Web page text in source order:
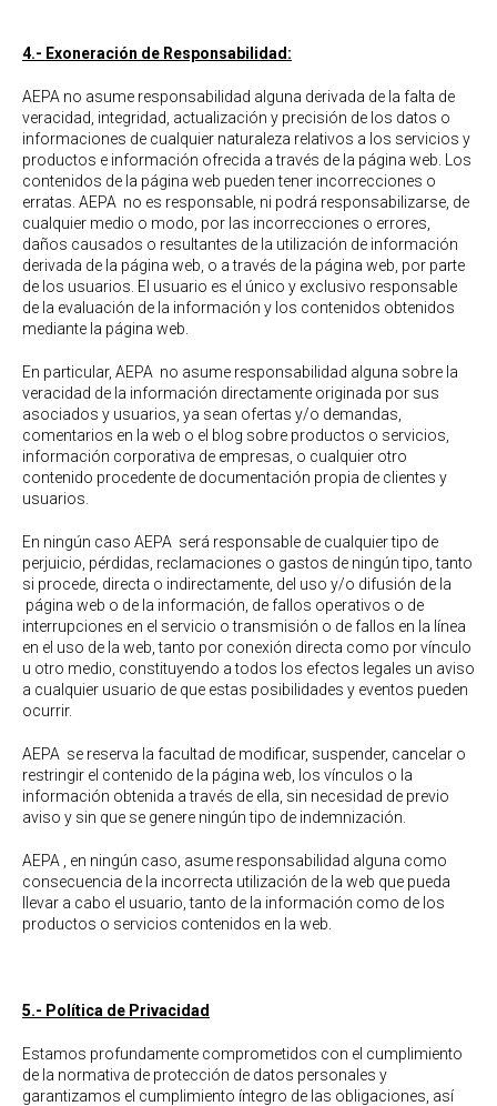
4.- Exoneración de Responsabilidad:
AEPA no asume responsabilidad alguna derivada de la falta de
veracidad, integridad, actualización y precisión de los datos o
informaciones de cualquier naturaleza relativos a los servicios y
productos e información ofrecida a través de la página web. Los
contenidos de la página web pueden tener incorrecciones o
erratas. AEPA no es responsable, ni podrá responsabilizarse, de
cualquier medio o modo, por las incorrecciones o errores,
daños causados o resultantes de la utilización de información
derivada de la página web, o a través de la página web, por parte
de los usuarios. El usuario es el único y exclusivo responsable
de la evaluación de la información y los contenidos obtenidos
mediante la página web.
En particular, AEPA no asume responsabilidad alguna sobre la
veracidad de la información directamente originada por sus
asociados y usuarios, ya sean ofertas y/o demandas,
comentarios en la web o el blog sobre productos o servicios,
información corporativa de empresas, o cualquier otro
contenido procedente de documentación propia de clientes y
usuarios.
En ningún caso AEPA será responsable de cualquier tipo de
perjuicio, pérdidas, reclamaciones o gastos de ningún tipo, tanto
si procede, directa o indirectamente, del uso y/o difusión de la
página web o de la información, de fallos operativos o de
interrupciones en el servicio o transmisión o de fallos en la línea
en el uso de la web, tanto por conexión directa como por vínculo
u otro medio, constituyendo a todos los efectos legales un aviso
a cualquier usuario de que estas posibilidades y eventos pueden
ocurrir.
AEPA se reserva la facultad de modificar, suspender, cancelar o
restringir el contenido de la página web, los vínculos o la
información obtenida a través de ella, sin necesidad de previo
aviso y sin que se genere ningún tipo de indemnización.
AEPA , en ningún caso, asume responsabilidad alguna como
consecuencia de la incorrecta utilización de la web que pueda
llevar a cabo el usuario, tanto de la información como de los
productos o servicios contenidos en la web.
5.- Política de Privacidad
Estamos profundamente comprometidos con el cumplimiento
de la normativa de protección de datos personales y
garantizamos el cumplimiento íntegro de las obligaciones, así